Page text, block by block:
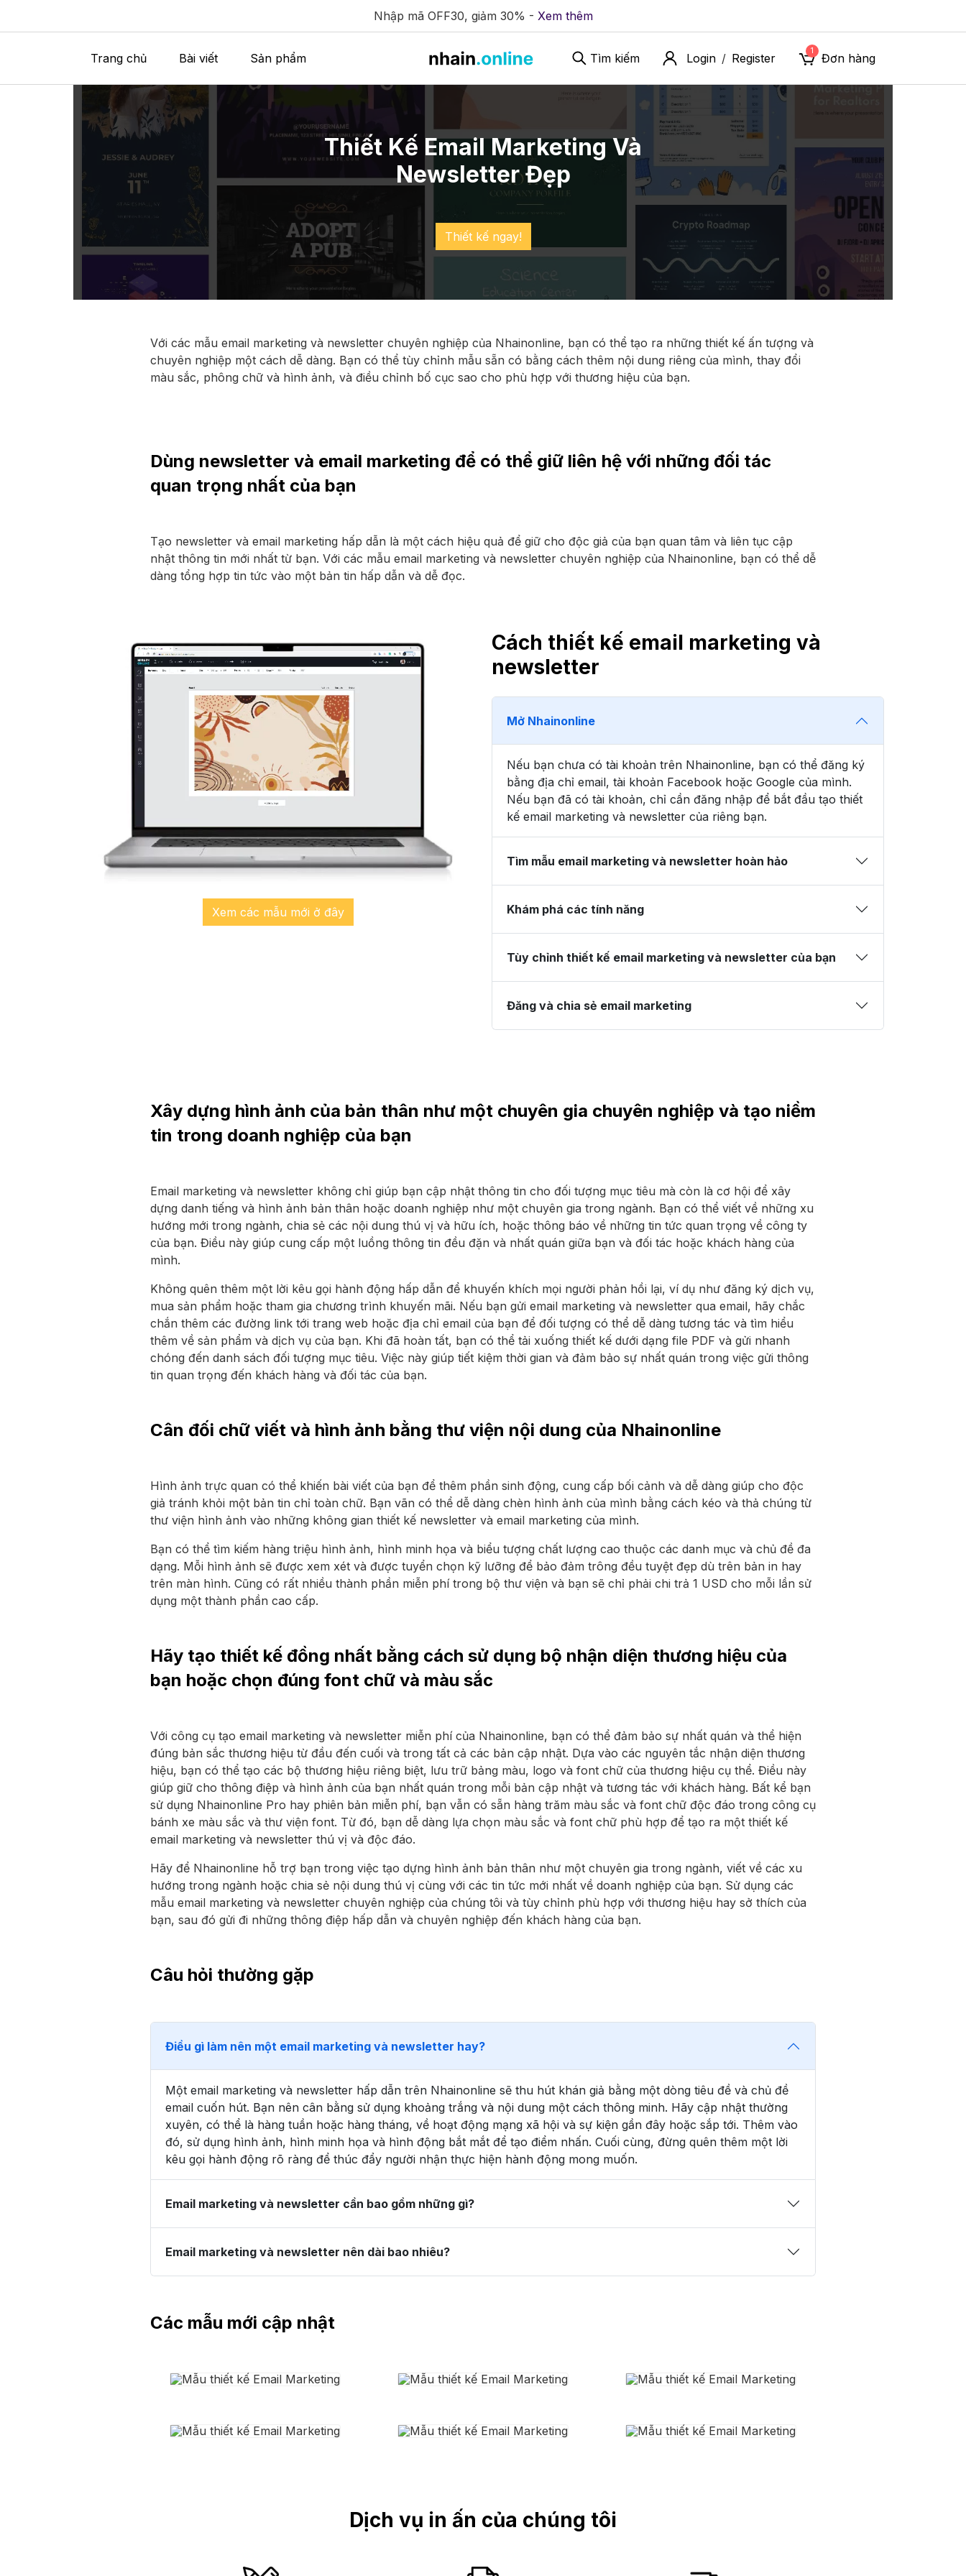
Nhập mã OFF30, giảm 30% - Xem thêm
Trang chủ Bài viết Sản phẩm Tìm kiếm Login / Register
1
Đơn hàng
Thiết Kế Email Marketing Và
Newsletter Đẹp
Thiết kế ngay!
Với các mẫu email marketing và newsletter chuyên nghiệp của Nhainonline, bạn có thể tạo ra những thiết kế ấn tượng và
chuyên nghiệp một cách dễ dàng. Bạn có thể tùy chỉnh mẫu sẵn có bằng cách thêm nội dung riêng của mình, thay đổi
màu sắc, phông chữ và hình ảnh, và điều chỉnh bố cục sao cho phù hợp với thương hiệu của bạn.
Dùng newsletter và email marketing để có thể giữ liên hệ với những đối tác
quan trọng nhất của bạn
Tạo newsletter và email marketing hấp dẫn là một cách hiệu quả để giữ cho độc giả của bạn quan tâm và liên tục cập
nhật thông tin mới nhất từ bạn. Với các mẫu email marketing và newsletter chuyên nghiệp của Nhainonline, bạn có thể dễ
dàng tổng hợp tin tức vào một bản tin hấp dẫn và dễ đọc.
Xem các mẫu mới ở đây
Cách thiết kế email marketing và
newsletter
Mở Nhainonline
Nếu bạn chưa có tài khoản trên Nhainonline, bạn có thể đăng ký
bằng địa chỉ email, tài khoản Facebook hoặc Google của mình.
Nếu bạn đã có tài khoản, chỉ cần đăng nhập để bắt đầu tạo thiết
kế email marketing và newsletter của riêng bạn.
Tìm mẫu email marketing và newsletter hoàn hảo
Khám phá các tính năng
Tùy chỉnh thiết kế email marketing và newsletter của bạn
Đăng và chia sẻ email marketing
Xây dựng hình ảnh của bản thân như một chuyên gia chuyên nghiệp và tạo niềm
tin trong doanh nghiệp của bạn
Email marketing và newsletter không chỉ giúp bạn cập nhật thông tin cho đối tượng mục tiêu mà còn là cơ hội để xây
dựng danh tiếng và hình ảnh bản thân hoặc doanh nghiệp như một chuyên gia trong ngành. Bạn có thể viết về những xu
hướng mới trong ngành, chia sẻ các nội dung thú vị và hữu ích, hoặc thông báo về những tin tức quan trọng về công ty
của bạn. Điều này giúp cung cấp một luồng thông tin đều đặn và nhất quán giữa bạn và đối tác hoặc khách hàng của
mình.
Không quên thêm một lời kêu gọi hành động hấp dẫn để khuyến khích mọi người phản hồi lại, ví dụ như đăng ký dịch vụ,
mua sản phẩm hoặc tham gia chương trình khuyến mãi. Nếu bạn gửi email marketing và newsletter qua email, hãy chắc
chắn thêm các đường link tới trang web hoặc địa chỉ email của bạn để đối tượng có thể dễ dàng tương tác và tìm hiểu
thêm về sản phẩm và dịch vụ của bạn. Khi đã hoàn tất, bạn có thể tải xuống thiết kế dưới dạng file PDF và gửi nhanh
chóng đến danh sách đối tượng mục tiêu. Việc này giúp tiết kiệm thời gian và đảm bảo sự nhất quán trong việc gửi thông
tin quan trọng đến khách hàng và đối tác của bạn.
Cân đối chữ viết và hình ảnh bằng thư viện nội dung của Nhainonline
Hình ảnh trực quan có thể khiến bài viết của bạn để thêm phần sinh động, cung cấp bối cảnh và dễ dàng giúp cho độc
giả tránh khỏi một bản tin chỉ toàn chữ. Bạn vãn có thể dễ dàng chèn hình ảnh của mình bằng cách kéo và thả chúng từ
thư viện hình ảnh vào những không gian thiết kế newsletter và email marketing của mình.
Bạn có thể tìm kiếm hàng triệu hình ảnh, hình minh họa và biểu tượng chất lượng cao thuộc các danh mục và chủ đề đa
dạng. Mỗi hình ảnh sẽ được xem xét và được tuyển chọn kỹ lưỡng để bảo đảm trông đều tuyệt đẹp dù trên bản in hay
trên màn hình. Cũng có rất nhiều thành phần miễn phí trong bộ thư viện và bạn sẽ chỉ phải chi trả 1 USD cho mỗi lần sử
dụng một thành phần cao cấp.
Hãy tạo thiết kế đồng nhất bằng cách sử dụng bộ nhận diện thương hiệu của
bạn hoặc chọn đúng font chữ và màu sắc
Với công cụ tạo email marketing và newsletter miễn phí của Nhainonline, bạn có thể đảm bảo sự nhất quán và thể hiện
đúng bản sắc thương hiệu từ đầu đến cuối và trong tất cả các bản cập nhật. Dựa vào các nguyên tắc nhận diện thương
hiệu, bạn có thể tạo các bộ thương hiệu riêng biệt, lưu trữ bảng màu, logo và font chữ của thương hiệu cụ thể. Điều này
giúp giữ cho thông điệp và hình ảnh của bạn nhất quán trong mỗi bản cập nhật và tương tác với khách hàng. Bất kể bạn
sử dụng Nhainonline Pro hay phiên bản miễn phí, bạn vẫn có sẵn hàng trăm màu sắc và font chữ độc đáo trong công cụ
bánh xe màu sắc và thư viện font. Từ đó, bạn dễ dàng lựa chọn màu sắc và font chữ phù hợp để tạo ra một thiết kế
email marketing và newsletter thú vị và độc đáo.
Hãy để Nhainonline hỗ trợ bạn trong việc tạo dựng hình ảnh bản thân như một chuyên gia trong ngành, viết về các xu
hướng trong ngành hoặc chia sẻ nội dung thú vị cùng với các tin tức mới nhất về doanh nghiệp của bạn. Sử dụng các
mẫu email marketing và newsletter chuyên nghiệp của chúng tôi và tùy chỉnh phù hợp với thương hiệu hay sở thích của
bạn, sau đó gửi đi những thông điệp hấp dẫn và chuyên nghiệp đến khách hàng của bạn.
Câu hỏi thường gặp
Điều gì làm nên một email marketing và newsletter hay?
Một email marketing và newsletter hấp dẫn trên Nhainonline sẽ thu hút khán giả bằng một dòng tiêu đề và chủ đề
email cuốn hút. Bạn nên cân bằng sử dụng khoảng trắng và nội dung một cách thông minh. Hãy cập nhật thường
xuyên, có thể là hàng tuần hoặc hàng tháng, về hoạt động mạng xã hội và sự kiện gần đây hoặc sắp tới. Thêm vào
đó, sử dụng hình ảnh, hình minh họa và hình động bắt mắt để tạo điểm nhấn. Cuối cùng, đừng quên thêm một lời
kêu gọi hành động rõ ràng để thúc đẩy người nhận thực hiện hành động mong muốn.
Email marketing và newsletter cần bao gồm những gì?
Email marketing và newsletter nên dài bao nhiêu?
Các mẫu mới cập nhật
Dịch vụ in ấn của chúng tôi